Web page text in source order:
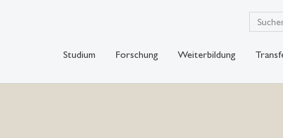
Studium Forschung Weiterbildung